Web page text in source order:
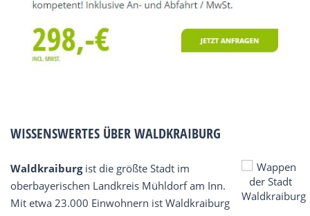
WISSENSWERTES ÜBER WALDKRAIBURG
Waldkraiburgist die größte Stadt im
oberbayerischen Landkreis Mühldorf am Inn.
Mit etwa 23.000 Einwohnern ist Waldkraiburg